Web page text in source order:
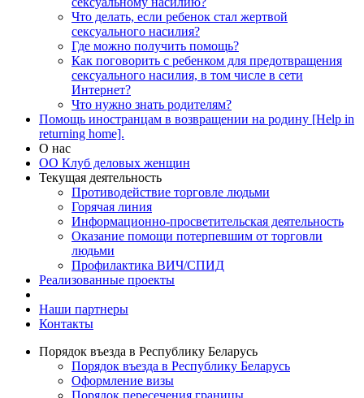
Что делать, если ребенок стал жертвой
сексуального насилия?
Где можно получить помощь?
Как поговорить с ребенком для предотвращения
сексуального насилия, в том числе в сети
Интернет?
Что нужно знать родителям?
Помощь иностранцам в возвращении на родину [Help in
returning home].
О нас
ОО Клуб деловых женщин
Текущая деятельность
Противодействие торговле людьми
Горячая линия
Информационно-просветительская деятельность
Оказание помощи потерпевшим от торговли
людьми
Профилактика ВИЧ/СПИД
Реализованные проекты
Наши партнеры
Контакты
Порядок въезда в Республику Беларусь
Порядок въезда в Республику Беларусь
Оформление визы
Порядок пересечения границы